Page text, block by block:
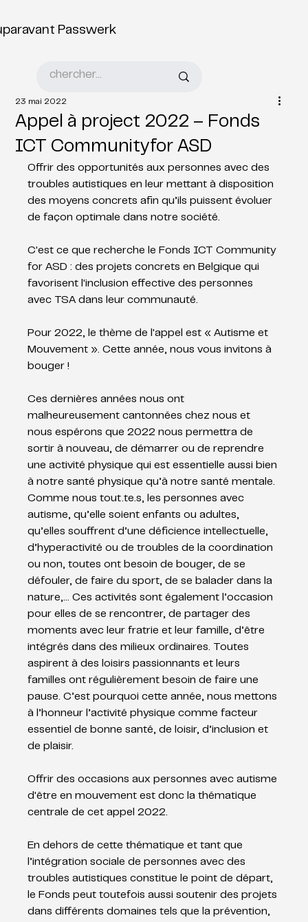
Passwerk
Appel à project 2022 – Fonds
ICT Communityfor ASD
23 mai 2022
Offrir des opportunités aux personnes avec des
troubles autistiques en leur mettant à disposition
des moyens concrets afin qu’ils puissent évoluer
de façon optimale dans notre société.
C'est ce que recherche le Fonds ICT Community
for ASD : des projets concrets en Belgique qui
favorisent l'inclusion effective des personnes
avec TSA dans leur communauté.
Pour 2022, le thème de l'appel est « Autisme et
Mouvement ». Cette année, nous vous invitons à
bouger !
Ces dernières années nous ont
malheureusement cantonnées chez nous et
nous espérons que 2022 nous permettra de
sortir à nouveau, de démarrer ou de reprendre
une activité physique qui est essentielle aussi bien
à notre santé physique qu’à notre santé mentale.
Comme nous tout.te.s, les personnes avec
autisme, qu’elle soient enfants ou adultes,
qu’elles souffrent d’une déficience intellectuelle,
d’hyperactivité ou de troubles de la coordination
ou non, toutes ont besoin de bouger, de se
défouler, de faire du sport, de se balader dans la
nature,… Ces activités sont également l’occasion
pour elles de se rencontrer, de partager des
moments avec leur fratrie et leur famille, d’être
intégrés dans des milieux ordinaires. Toutes
aspirent à des loisirs passionnants et leurs
familles ont régulièrement besoin de faire une
pause. C’est pourquoi cette année, nous mettons
à l’honneur l’activité physique comme facteur
essentiel de bonne santé, de loisir, d’inclusion et
de plaisir.
Offrir des occasions aux personnes avec autisme
d'être en mouvement est donc la thématique
centrale de cet appel 2022.
En dehors de cette thématique et tant que
l’intégration sociale de personnes avec des
troubles autistiques constitue le point de départ,
le Fonds peut toutefois aussi soutenir des projets
dans différents domaines tels que la prévention,